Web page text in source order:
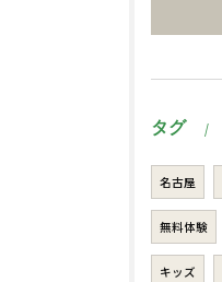
タグ
名古屋
無料体験
キッズ